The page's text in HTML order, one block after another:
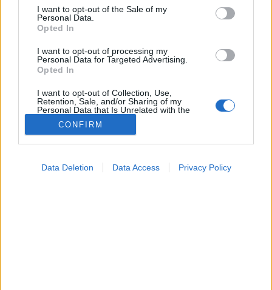
consent section.
I want to opt-out of the Sale of my
Personal Data.
Opted In
I want to opt-out of processing my
Personal Data for Targeted Advertising.
Opted In
I want to opt-out of Collection, Use,
Retention, Sale, and/or Sharing of my
Personal Data that Is Unrelated with the
Purposes for which it was collected.
Opted Out
CONFIRM
Data Deletion Data Access Privacy Policy
Diagnosztika
2023. október 21. 15:04